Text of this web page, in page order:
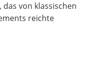
von klassischen
reichte